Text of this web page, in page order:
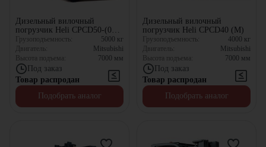
Дизельный вилочный
погрузчик Heli CPCD50-(05)
(M)
Грузоподъемность: 5000 кг
Двигатель:
Mitsubishi
Высота подъема:
7000 мм
Под заказ
Товар распродан
Подобрать аналог
Дизельный вилочный
погрузчик Heli CPCD40 (M)
Грузоподъемность: 4000 кг
Двигатель:
Mitsubishi
Высота подъема:
7000 мм
Под заказ
Товар распродан
Подобрать аналог